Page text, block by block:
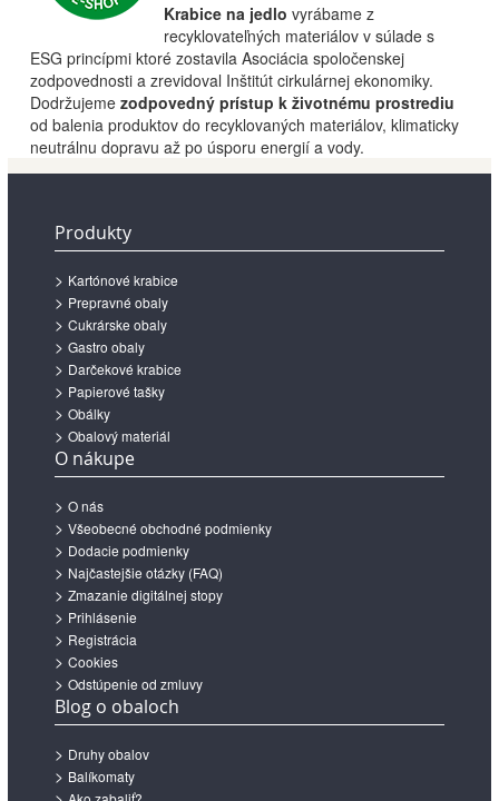
Krabice na jedlo vyrábame z
recyklovateľných materiálov v súlade s
ESG princípmi ktoré zostavila Asociácia spoločenskej
zodpovednosti a zrevidoval Inštitút cirkulárnej ekonomiky.
Dodržujeme zodpovedný prístup k životnému prostrediu
od balenia produktov do recyklovaných materiálov, klimaticky
neutrálnu dopravu až po úsporu energií a vody.
Produkty
Kartónové krabice
Prepravné obaly
Cukrárske obaly
Gastro obaly
Darčekové krabice
Papierové tašky
Obálky
Obalový materiál
O nákupe
O nás
Všeobecné obchodné podmienky
Dodacie podmienky
Najčastejšie otázky (FAQ)
Zmazanie digitálnej stopy
Prihlásenie
Registrácia
Cookies
Odstúpenie od zmluvy
Blog o obaloch
Druhy obalov
Balíkomaty